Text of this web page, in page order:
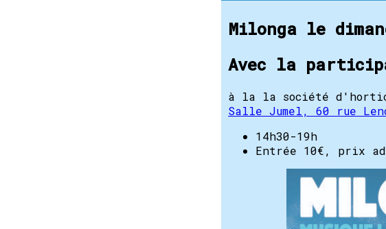
Milonga le
Avec la
à la la société
Salle Jumel, 60 rue
14h30-19h
Entrée 10€, prix